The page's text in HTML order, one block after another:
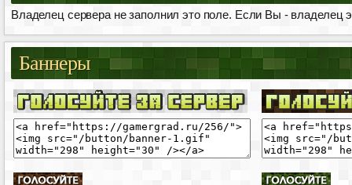
Владелец сервера не заполнил это поле. Если Вы - владелец
Баннеры